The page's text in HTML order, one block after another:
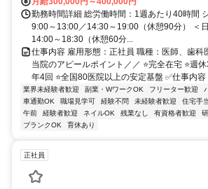
勤務時間詳細 総労働時間：1週あたり40時間
9:00～13:00／14:30～19:00（休憩90分） ＜
14:00～18:30（休憩60分...
仕事内容 雇用形態：正社員 職種：医師、歯科
当院のアピールポイント／／ ⭐完全在宅 ⭐週
年4回 ⭐全国80医院以上の安定基盤 ✅仕事内容
業界未経験者歓迎 副業・WワークOK フリーター歓迎
車通勤OK
職場見学可 経験不問 未経験者歓迎 住宅手
午前
経験者歓迎 ネイルOK 残業なし 有資格者歓迎
ブランクOK
育休あり
正社員